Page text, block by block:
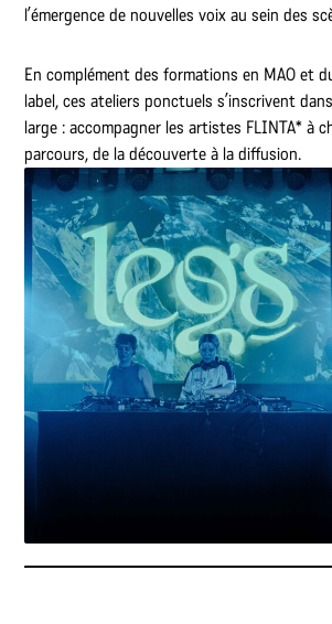
l’émergence de nouvelles voix au sein des
En complément des formations en MAO et
label, ces ateliers ponctuels s’inscrivent
large : accompagner les artistes FLINTA* à
parcours, de la découverte à la diffusion.